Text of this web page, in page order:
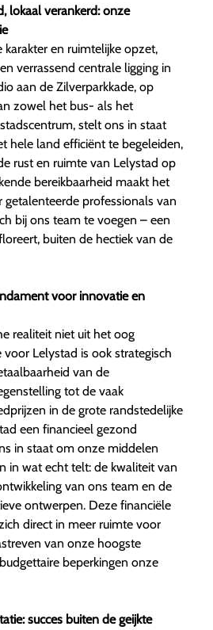
lokaal verankerd: onze
karakter en ruimtelijke opzet,
verrassend centrale ligging in
aan de Zilverparkkade, op
zowel het bus- als het
stelt ons in staat
hele land efficiënt te begeleiden,
rust en ruimte van Lelystad op
bereikbaarheid maakt het
getalenteerde professionals van
bij ons team te voegen – een
buiten de hectiek van de
voor innovatie en
realiteit niet uit het oog
Lelystad is ook strategisch
van de
tot de vaak
in de grote randstedelijke
een financieel gezond
in staat om onze middelen
in wat echt telt: de kwaliteit van
van ons team en de
ontwerpen. Deze financiële
direct in meer ruimte voor
van onze hoogste
beperkingen onze
succes buiten de geijkte